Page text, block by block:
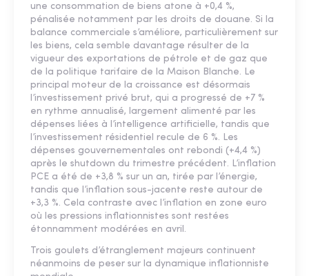
une consommation de biens atone à +0,4 %,
pénalisée notamment par les droits de douane. Si la
balance commerciale s’améliore, particulièrement sur
les biens, cela semble davantage résulter de la
vigueur des exportations de pétrole et de gaz que
de la politique tarifaire de la Maison Blanche. Le
principal moteur de la croissance est désormais
l’investissement privé brut, qui a progressé de +7 %
en rythme annualisé, largement alimenté par les
dépenses liées à l’intelligence artificielle, tandis que
l’investissement résidentiel recule de 6 %. Les
dépenses gouvernementales ont rebondi (+4,4 %)
après le shutdown du trimestre précédent. L’inflation
PCE a été de +3,8 % sur un an, tirée par l’énergie,
tandis que l’inflation sous-jacente reste autour de
+3,3 %. Cela contraste avec l’inflation en zone euro
où les pressions inflationnistes sont restées
étonnamment modérées en avril.
Trois goulets d’étranglement majeurs continuent
néanmoins de peser sur la dynamique inflationniste